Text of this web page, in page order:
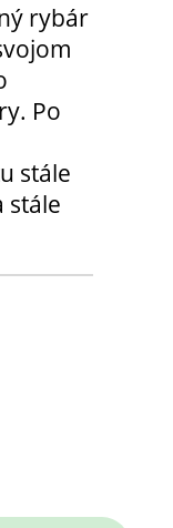
rybár
Po
stále
stále